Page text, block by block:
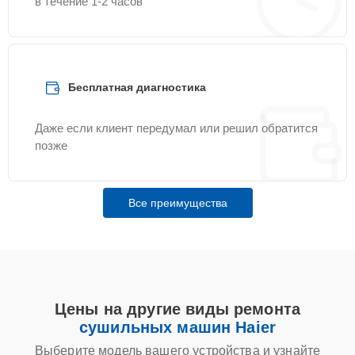
Бесплатная диагностика
Даже если клиент передумал или решил обратится
позже
Все преимущества
Цены на другие виды ремонта
сушильных машин Haier
Выберите модель вашего устройства и узнайте